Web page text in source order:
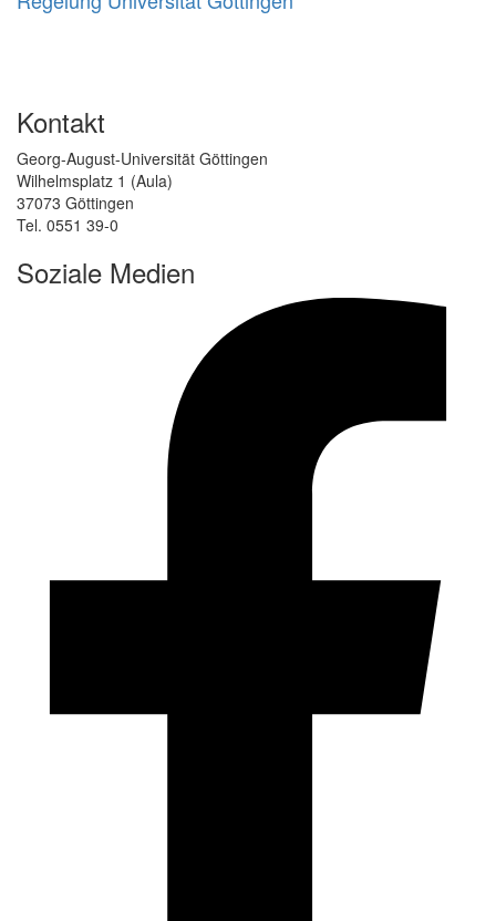
Kontakt
Georg-August-Universität Göttingen
Wilhelmsplatz 1 (Aula)
37073 Göttingen
Tel. 0551 39-0
Soziale Medien